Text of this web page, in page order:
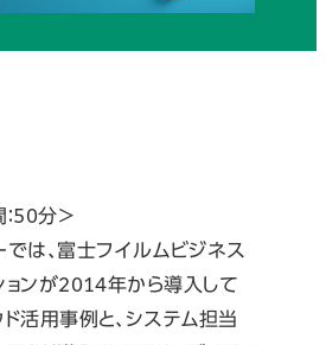
50分＞
では、富士フイルムビジネス
ョンが2014年から導入して
活用事例と、システム担当